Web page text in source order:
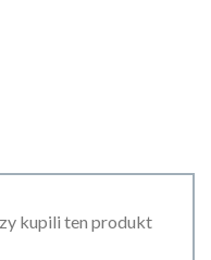
kupili ten produkt